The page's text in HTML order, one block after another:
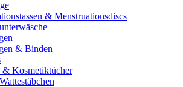
& Menstruationsdiscs
& Binden
& Kosmetiktücher